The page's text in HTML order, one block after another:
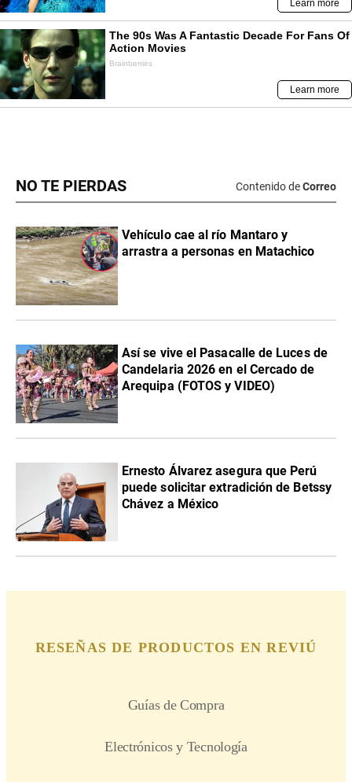
NO TE PIERDAS Contenido deCorreo
Vehículo cae al río Mantaro y
arrastra a personas en Matachico
Así se vive el Pasacalle de Luces de
Candelaria 2026 en el Cercado de
Arequipa (FOTOS y VIDEO)
Ernesto Álvarez asegura que Perú
puede solicitar extradición de Betssy
Chávez a México